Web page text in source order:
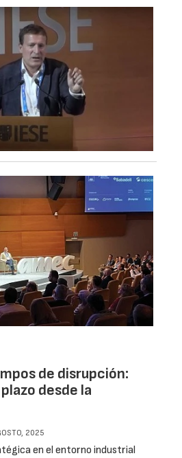
de disrupción:
desde la
2025
en el entorno industrial